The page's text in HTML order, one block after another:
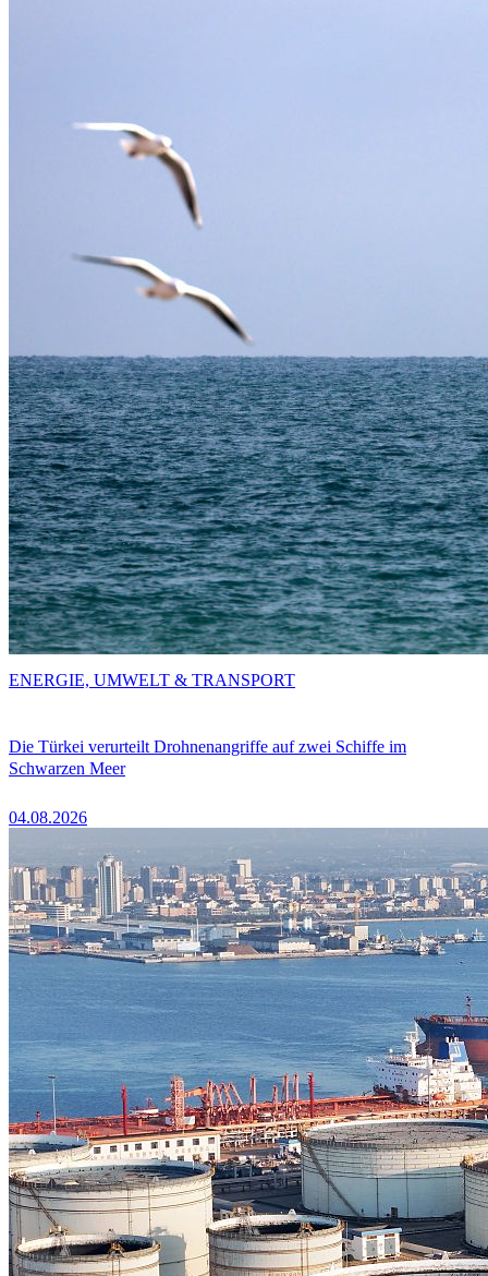
Die Türkei verurteilt Drohnenangriffe auf zwei Schiffe im
Schwarzen Meer
04.08.2026
ENERGIE, UMWELT & TRANSPORT